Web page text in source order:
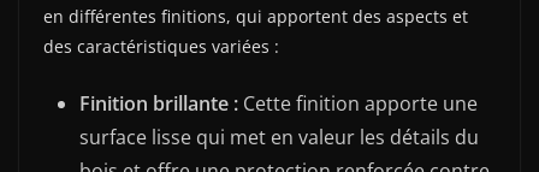
en différentes finitions, qui apportent des aspects et
des caractéristiques variées :
Finition brillante : Cette finition apporte une
surface lisse qui met en valeur les détails du